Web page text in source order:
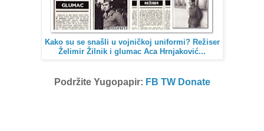
Kako su se snašli u vojničkoj uniformi? Režiser
Želimir Žilnik i glumac Aca Hrnjaković...
Podržite Yugopapir: FB TW Donate